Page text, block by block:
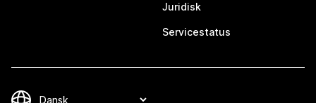
Juridisk
Servicestatus